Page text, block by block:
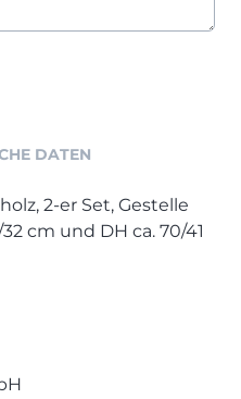
DATEN
2-er Set, Gestelle
cm und DH ca. 70/41